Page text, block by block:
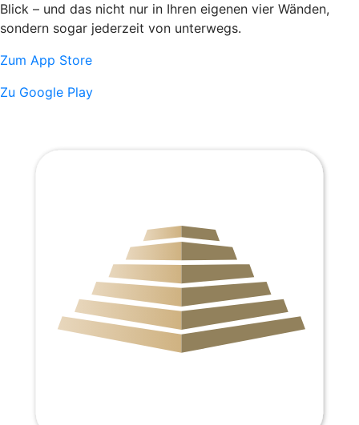
Blick – und das nicht nur in Ihren eigenen vier Wänden,
sondern sogar jederzeit von unterwegs.
Zum App Store
Zu Google Play